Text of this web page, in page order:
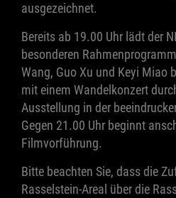
ausgezeichnet.
Bereits ab 19.00 Uhr lädt der
besonderen
Wang, Guo Xu und Keyi Miao
mit einem Wandelkonzert
Ausstellung in der
Gegen 21.00 Uhr beginnt
Filmvorführung.
Bitte beachten Sie, dass die
Rasselstein-Areal über die